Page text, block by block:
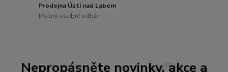
Prodejna Ústí nad Labem
Možný osobní odběr
Nepropásněte novinky, akce a